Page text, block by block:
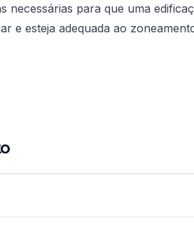
necessárias para que uma
e esteja adequada ao